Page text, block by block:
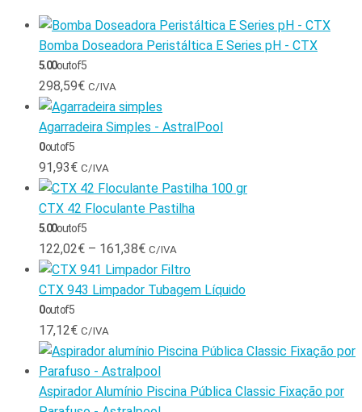
Bomba Doseadora Peristáltica E Series pH - CTX
5.00out of 5
298,59€ C/IVA
Agarradeira Simples - AstralPool
0out of 5
91,93€ C/IVA
CTX 42 Floculante Pastilha
5.00out of 5
122,02€ – 161,38€ C/IVA
CTX 943 Limpador Tubagem Líquido
0out of 5
17,12€ C/IVA
Aspirador Alumínio Piscina Pública Classic Fixação por